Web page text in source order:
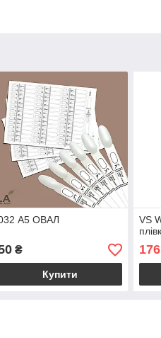
А5 ОВАЛ
₴
Купити
VS
176